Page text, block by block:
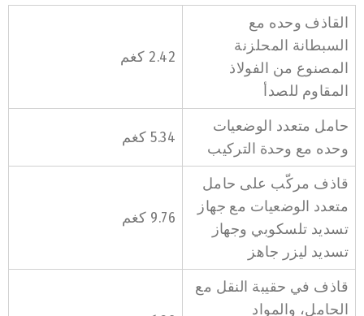
القاذف وحده مع
السبطانة المحلزنة
المصنوع من الفولاذ
المقاوم للصدأ
2.42 كغم
حامل متعدد الوضعيات
وحده مع وحدة التركيب
5.34 كغم
قاذف مركّب على حامل
متعدد الوضعيات مع جهاز
تسديد تلسكوبي وجهاز
تسديد ليزر جاهز
9.76 كغم
قاذف في حقيبة النقل مع
الحامل، والمواد